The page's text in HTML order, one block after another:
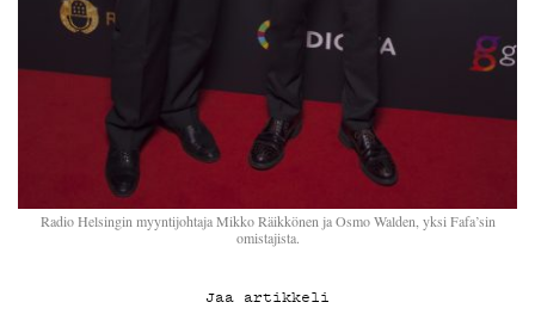
KIRJAUDU SISÄÄN
Radio Helsingin myyntijohtaja Mikko Räikkönen ja Osmo Walden, yksi Fafa’sin
omistajista.
Jaa artikkeli